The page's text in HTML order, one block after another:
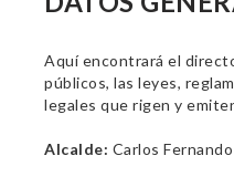
Aquí encontrará el
públicos, las leyes,
legales que rigen y
Alcalde: Carlos